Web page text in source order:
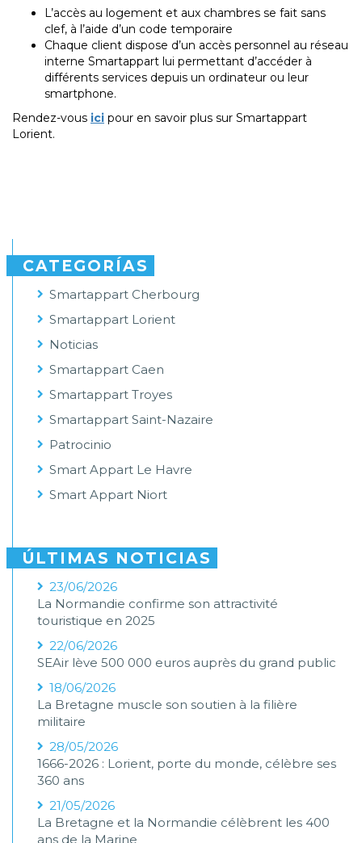
L’accès au logement et aux chambres se fait sans
clef, à l’aide d’un code temporaire
Chaque client dispose d’un accès personnel au réseau
interne Smartappart lui permettant d’accéder à
différents services depuis un ordinateur ou leur
smartphone.
Rendez-vous ici pour en savoir plus sur Smartappart
Lorient.
CATEGORÍAS
Smartappart Cherbourg
Smartappart Lorient
Noticias
Smartappart Caen
Smartappart Troyes
Smartappart Saint-Nazaire
Patrocinio
Smart Appart Le Havre
Smart Appart Niort
ÚLTIMAS NOTICIAS
23/06/2026
La Normandie confirme son attractivité
touristique en 2025
22/06/2026
SEAir lève 500 000 euros auprès du grand public
18/06/2026
La Bretagne muscle son soutien à la filière
militaire
28/05/2026
1666-2026 : Lorient, porte du monde, célèbre ses
360 ans
21/05/2026
La Bretagne et la Normandie célèbrent les 400
ans de la Marine